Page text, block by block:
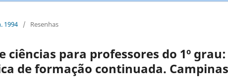
1994 / Resenhas
ciências para professores do 1º grau:
de formação continuada.